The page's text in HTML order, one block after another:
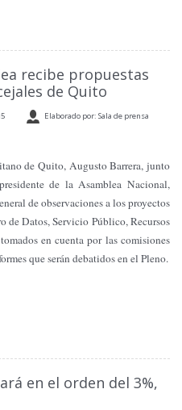
recibe propuestas
de Quito
Elaborado por: Sala de prensa
de Quito, Augusto Barrera, junto
de la Asamblea Nacional,
de observaciones a los proyectos
de Datos, Servicio Público, Recursos
en cuenta por las comisiones
que serán debatidos en el Pleno.
en el orden del 3%,